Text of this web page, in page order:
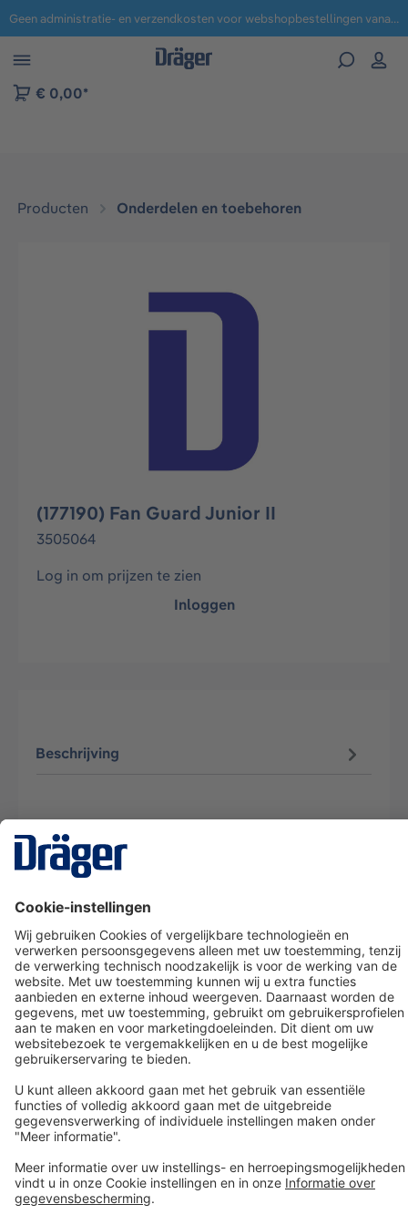
naar navigatie B2B-platform Geen administratie- en verzendkosten voor webshopbestellingen vanaf € 100,-.
€ 0,00*
Producten Onderdelen en toebehoren
Afbeeldingengalerij overslaan
(177190) Fan Guard Junior II
3505064
Log in om prijzen te zien
Inloggen
Beschrijving
Dräger klantenservice
Over Dräger
Bestellen in onze webshop
Community